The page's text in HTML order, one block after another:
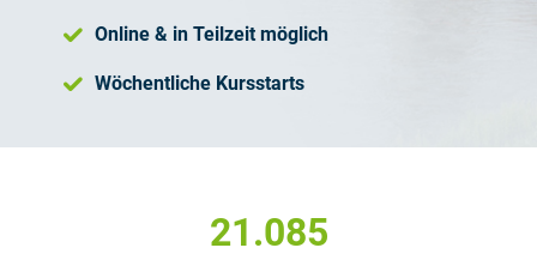
Online & in Teilzeit möglich
Wöchentliche Kursstarts
21.085